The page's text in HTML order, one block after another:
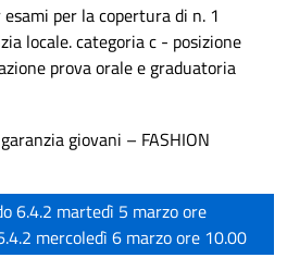
per la copertura di n. 1
locale. categoria c - posizione
prova orale e graduatoria
giovani – FASHION
6.4.2 martedì 5 marzo ore
mercoledì 6 marzo ore 10.00